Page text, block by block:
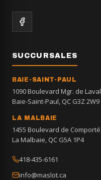
SUCCURSALES
BAIE-SAINT-PAUL
1090 Boulevard Mgr. de Laval
Baie-Saint-Paul, QC G3Z 2W9
LA MALBAIE
1455 Boulevard de Comporté
La Malbaie, QC G5A 1P4
418-435-6161
info@maslot.ca